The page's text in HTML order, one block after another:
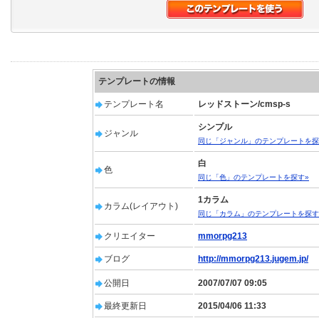
テンプレートの情報
テンプレート名 レッドストーン/cmsp-s
ジャンル
シンプル
同じ「ジャンル」のテンプレートを
色
白
同じ「色」のテンプレートを探す»
カラム(レイアウト)
1カラム
同じ「カラム」のテンプレートを探
クリエイター mmorpg213
ブログ http://mmorpg213.jugem.jp/
公開日 2007/07/07 09:05
最終更新日 2015/04/06 11:33